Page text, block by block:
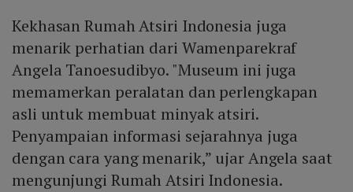
Kekhasan Rumah Atsiri Indonesia juga
menarik perhatian dari Wamenparekraf
Angela Tanoesudibyo. "Museum ini juga
memamerkan peralatan dan perlengkapan
asli untuk membuat minyak atsiri.
Penyampaian informasi sejarahnya juga
dengan cara yang menarik,” ujar Angela saat
mengunjungi Rumah Atsiri Indonesia.